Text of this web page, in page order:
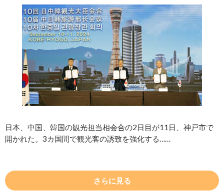
日本、中国、韓国の観光担当相会合の2日目が11日、神戸市で
開かれた。3カ国間で観光客の誘致を強化する……
さらに見る